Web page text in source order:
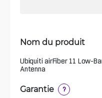
Nom du produit
Ubiquiti airFiber 11 Low-
Antenna
Garantie ?